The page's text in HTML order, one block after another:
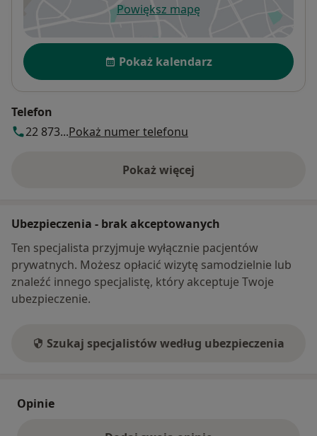
Powiększ mapęotwiera się w nowej karcie
Dostępność
Pokaż kalendarz
Telefon
22 873...Pokaż numer telefonu
Pokaż więcej
o adresie
Ubezpieczenia - brak akceptowanych
Ten specjalista przyjmuje wyłącznie pacjentów
prywatnych. Możesz opłacić wizytę samodzielnie lub
znaleźć innego specjalistę, który akceptuje Twoje
ubezpieczenie.
Szukaj specjalistów według ubezpieczenia
Opinie